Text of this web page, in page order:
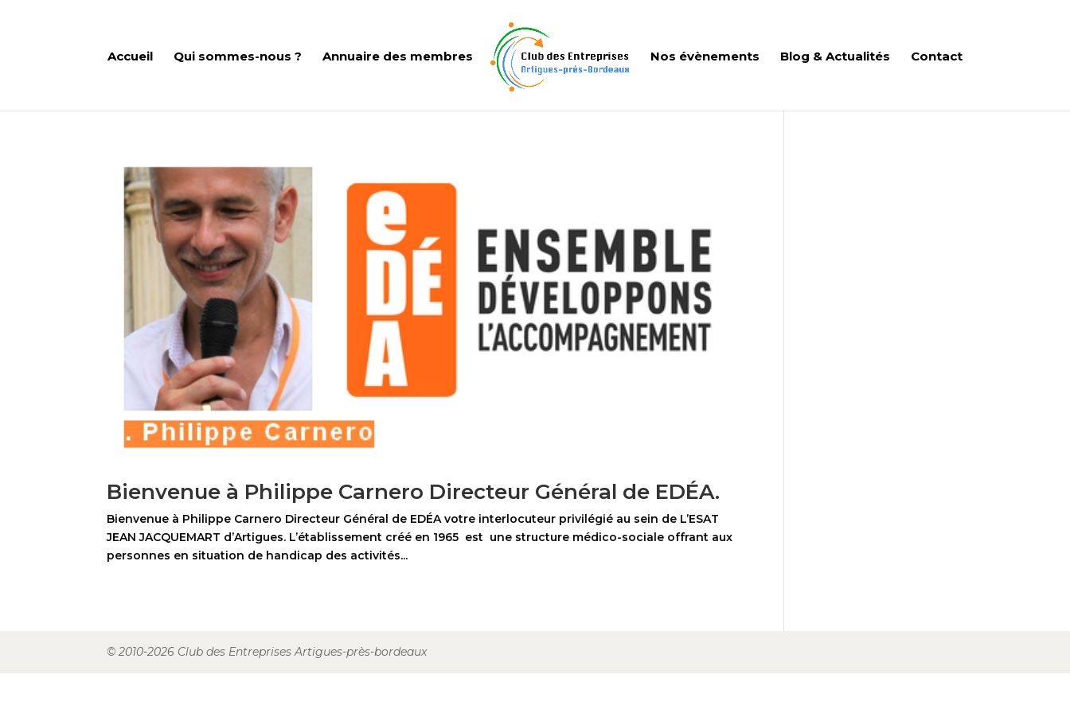
Accueil Qui sommes-nous ? Annuaire des membres Nos évènements Blog & Actualités Contact
Bienvenue à Philippe Carnero Directeur Général de EDÉA.
Bienvenue à Philippe Carnero Directeur Général de EDÉA votre interlocuteur privilégié au sein de L’ESAT
JEAN JACQUEMART d’Artigues. L’établissement créé en 1965 est une structure médico-sociale offrant aux
personnes en situation de handicap des activités...
© 2010-2026 Club des Entreprises Artigues-près-bordeaux